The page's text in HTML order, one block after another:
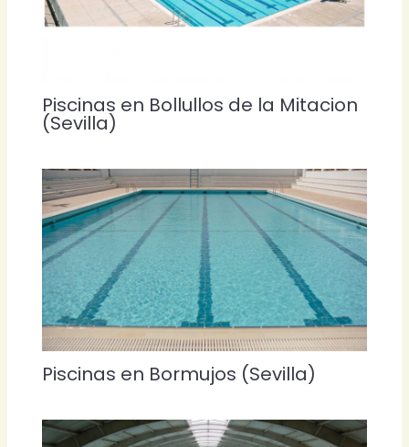
Piscinas en Bollullos de la Mitacion
(Sevilla)
Piscinas en Bormujos (Sevilla)